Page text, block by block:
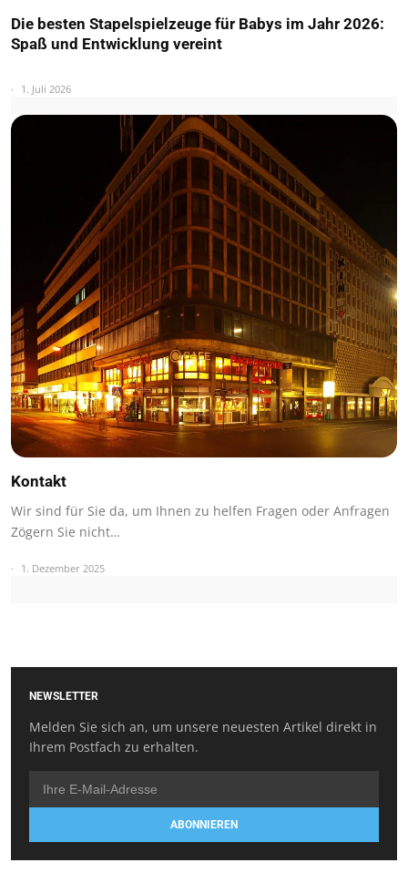
Die besten Stapelspielzeuge für Babys im Jahr 2026:
Spaß und Entwicklung vereint
1. Juli 2026
Kontakt
Wir sind für Sie da, um Ihnen zu helfen Fragen oder Anfragen
Zögern Sie nicht…
1. Dezember 2025
NEWSLETTER
Melden Sie sich an, um unsere neuesten Artikel direkt in
Ihrem Postfach zu erhalten.
ABONNIEREN